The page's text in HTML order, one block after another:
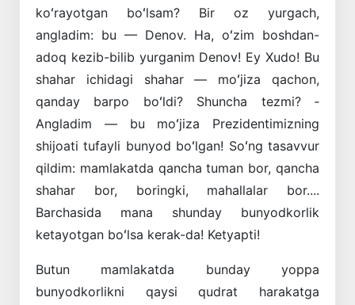
koʻrayotgan boʻlsam? Bir oz yurgach,
angladim: bu — Denov. Ha, oʻzim boshdan-
adoq kezib-bilib yurganim Denov! Ey Xudo! Bu
shahar ichidagi shahar — moʻjiza qachon,
qanday barpo boʻldi? Shuncha tezmi? ­
Angladim — bu moʻjiza Prezidentimizning
shijoati tufayli bunyod boʻlgan! Soʻng tasavvur
qildim: mamlakatda qancha tuman bor, qancha
shahar bor, boringki, mahallalar bor....
Barchasida mana shunday bunyodkorlik
ketayotgan boʻlsa kerak-da! Ketyapti!
Butun mamlakatda bunday yoppa
bunyodkorlikni qaysi qudrat harakatga